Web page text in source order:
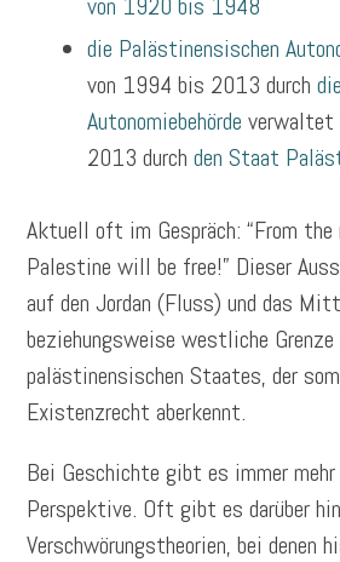
die Palästinensischen
von 1994 bis 2013 durch
Autonomiebehörde verwaltet
2013 durchden Staat
Aktuell oft im Gespräch: “From
Palestine will be free!” Dieser
auf den Jordan (Fluss) und das
beziehungsweise westliche Grenze
palästinensischen Staates, der
Existenzrecht aberkennt.
Bei Geschichte gibt es immer
Perspektive. Oft gibt es darüber
Verschwörungstheorien, bei denen